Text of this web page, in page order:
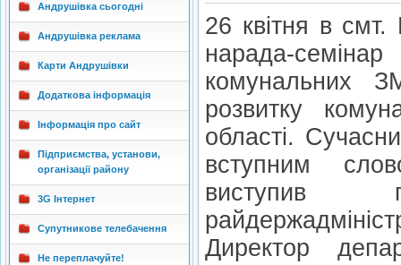
Андрушівка сьогодні
Андрушівка реклама
Карти Андрушівки
Додаткова інформація
Інформація про сайт
Підприємства, установи,
організації району
3G Інтернет
Супутникове телебачення
Не переплачуйте!
26 квітня в
нарада-
комунальних
розвитку
області.
вступним
виступив
Директор